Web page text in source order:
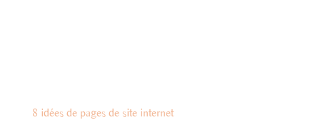
8 idées de pages de site internet